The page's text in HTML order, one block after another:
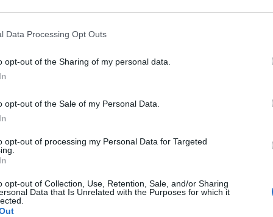
Data Processing Opt Outs
opt-out of the Sharing of my personal data.
opt-out of the Sale of my Personal Data.
opt-out of processing my Personal Data for Targeted
opt-out of Collection, Use, Retention, Sale, and/or Sharing
Data that Is Unrelated with the Purposes for which it